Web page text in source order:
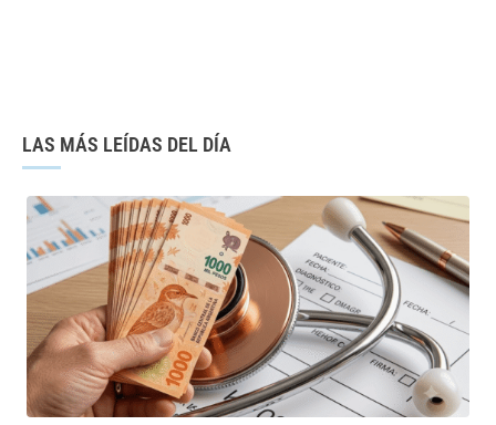
LAS MÁS LEÍDAS DEL DÍA